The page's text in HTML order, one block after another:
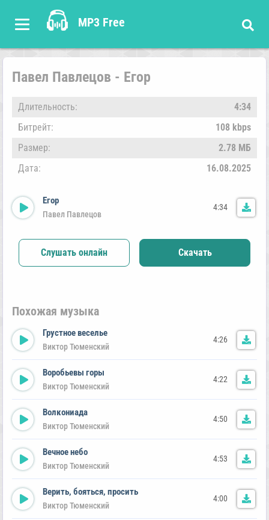
MP3 Free
Павел Павлецов - Егор
Длительность:
4:34
Битрейт:
108 kbps
Размер:
2.78 МБ
Дата:
16.08.2025
Егор
Павел Павлецов
4:34
Слушать онлайн Скачать
Похожая музыка
Грустное веселье
Виктор Тюменский
4:26
Воробьевы горы
Виктор Тюменский
4:22
Волкониада
Виктор Тюменский
4:50
Вечное небо
Виктор Тюменский
4:53
Верить, бояться, просить
Виктор Тюменский
4:00